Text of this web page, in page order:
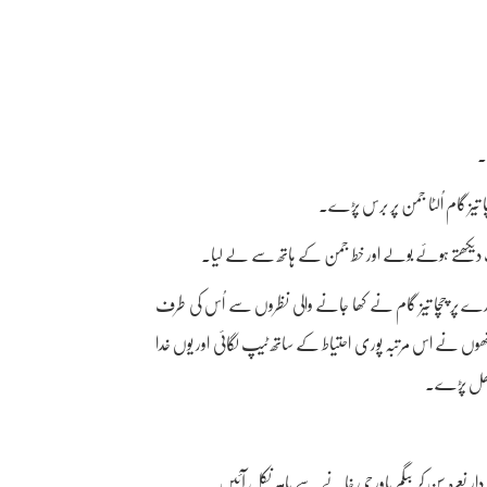
گام اُلٹا جمن پر برس پڑے۔
ہوئے بولے اور خط جمن کے ہاتھ سے لے لیا۔
پر چچا تیز گام نے کھا جانے والی نظروں سے اُس کی طرف
نے اس مرتبہ پوری احتیاط کے ساتھ ٹیپ لگائی اور یوں خدا
پڑے۔
نعرہ سن کر بیگم باورچی خانے سے باہر نکل آئیں۔